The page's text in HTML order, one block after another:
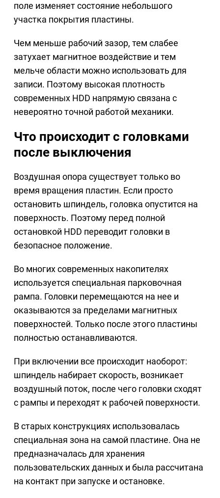
поле изменяет состояние небольшого
участка покрытия пластины.
Чем меньше рабочий зазор, тем слабее
затухает магнитное воздействие и тем
мельче области можно использовать для
записи. Поэтому высокая плотность
современных HDD напрямую связана с
невероятно точной работой механики.
Что происходит с головками
после выключения
Воздушная опора существует только во
время вращения пластин. Если просто
остановить шпиндель, головка опустится на
поверхность. Поэтому перед полной
остановкой HDD переводит головки в
безопасное положение.
Во многих современных накопителях
используется специальная парковочная
рампа. Головки перемещаются на нее и
оказываются за пределами магнитных
поверхностей. Только после этого пластины
полностью останавливаются.
При включении все происходит наоборот:
шпиндель набирает скорость, возникает
воздушный поток, после чего головки сходят
с рампы и переходят к рабочей поверхности.
В старых конструкциях использовалась
специальная зона на самой пластине. Она не
предназначалась для хранения
пользовательских данных и была рассчитана
на контакт при запуске и остановке.